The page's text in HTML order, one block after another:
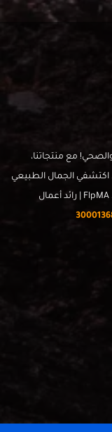
مع منتجاتنا،
الجمال الطبيعي
وابدأي رحلتك نحو الإشراقة والنشاط الدائمين الآن. FlpMA | رائد أعمال